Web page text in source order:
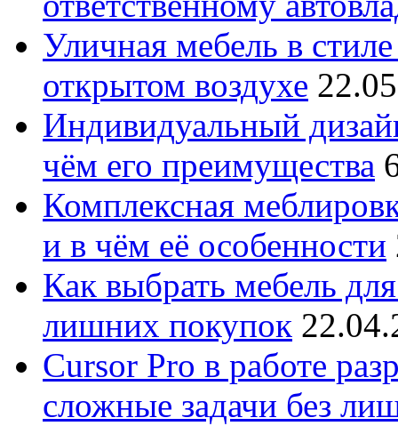
Уличная мебель в
открытом воздухе
Индивидуальный
чём его преимущества
Комплексная
и в чём её особенности
Как выбрать мебель
лишних покупок
Cursor Pro в работе
сложные задачи без